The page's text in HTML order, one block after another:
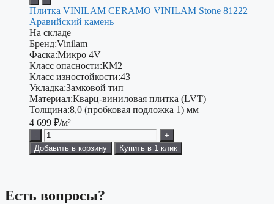
Плитка VINILAM CERAMO VINILAM Stone 81222
Аравийский камень
На складе
Бренд:Vinilam
Фаска:Микро 4V
Класс опасности:КМ2
Класс изностойкости:43
Укладка:Замковой тип
Материал:Кварц-виниловая плитка (LVT)
Толщина:8,0 (пробковая подложка 1) мм
4 699 ₽/м²
-
+
Добавить в корзину
Купить в 1 клик
Есть вопросы?